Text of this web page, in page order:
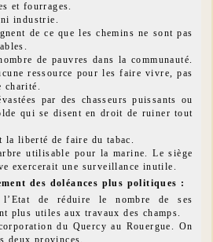
et fourrages.
industrie.
de ce que les chemins ne sont pas
de pauvres dans la communauté.
ressource pour les faire vivre, pas
charité.
par des chasseurs puissants ou
qui se disent en droit de ruiner tout
liberté de faire du tabac.
utilisable pour la marine. Le siège
exercerait une surveillance inutile.
des doléances plus politiques :
de réduire le nombre de ses
plus utiles aux travaux des champs.
du Quercy au Rouergue. On
deux provinces.